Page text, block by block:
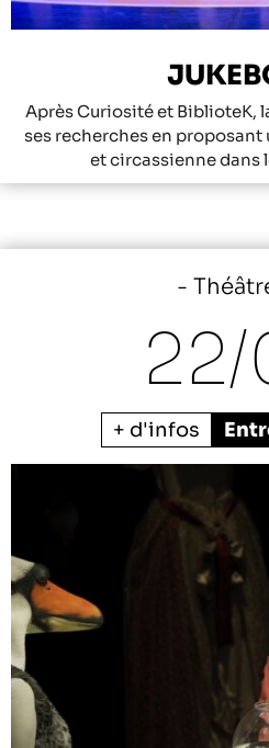
Après Curiosité et BiblioteK,
ses recherches en
et circassienne dans
22/
+ d'infos